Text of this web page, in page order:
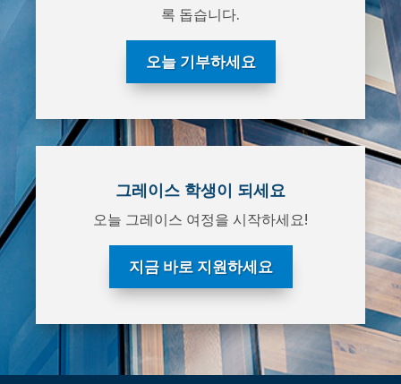
록 돕습니다.
오늘 기부하세요
그레이스 학생이 되세요
오늘 그레이스 여정을 시작하세요!
지금 바로 지원하세요